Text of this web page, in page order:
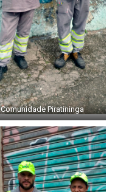
Comunidade Piratininga